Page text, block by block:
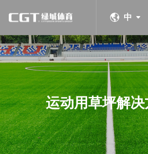
中
运动用草坪解决